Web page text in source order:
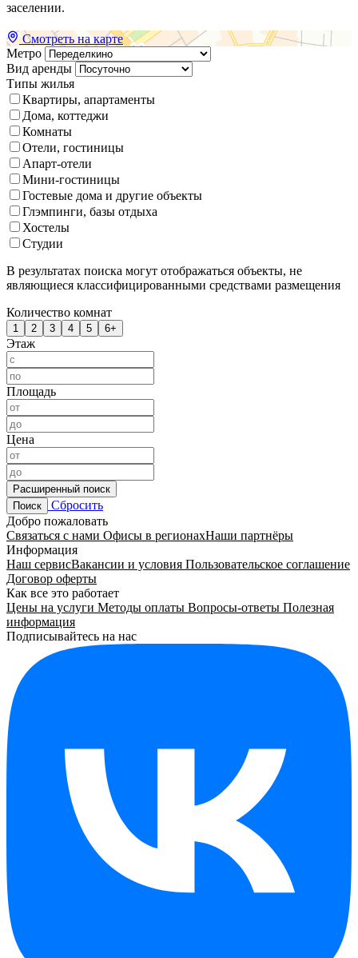
заселении.
Смотреть на карте
Метро
Вид аренды
Типы жилья
Квартиры, апартаменты
Дома, коттеджи
Комнаты
Отели, гостиницы
Апарт-отели
Мини-гостиницы
Гостевые дома и другие объекты
Глэмпинги, базы отдыха
Хостелы
Студии
В результатах поиска могут отображаться объекты, не
являющиеся классифицированными средствами размещения
Количество комнат
1 2 3 4 5 6+
Этаж
Площадь
Цена
Расширенный поиск
Поиск
Сбросить
Добро пожаловать
Связаться с нами Офисы в регионахНаши партнёры
Информация
Наш сервисВакансии и условия Пользовательское соглашение
Договор оферты
Как все это работает
Цены на услуги Методы оплаты Вопросы-ответы Полезная
информация
Подписывайтесь на нас